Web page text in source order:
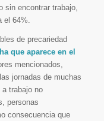
sin encontrar trabajo,
el 64%.
de precariedad
que aparece en el
mencionados,
jornadas de muchas
trabajo no
personas
consecuencia que